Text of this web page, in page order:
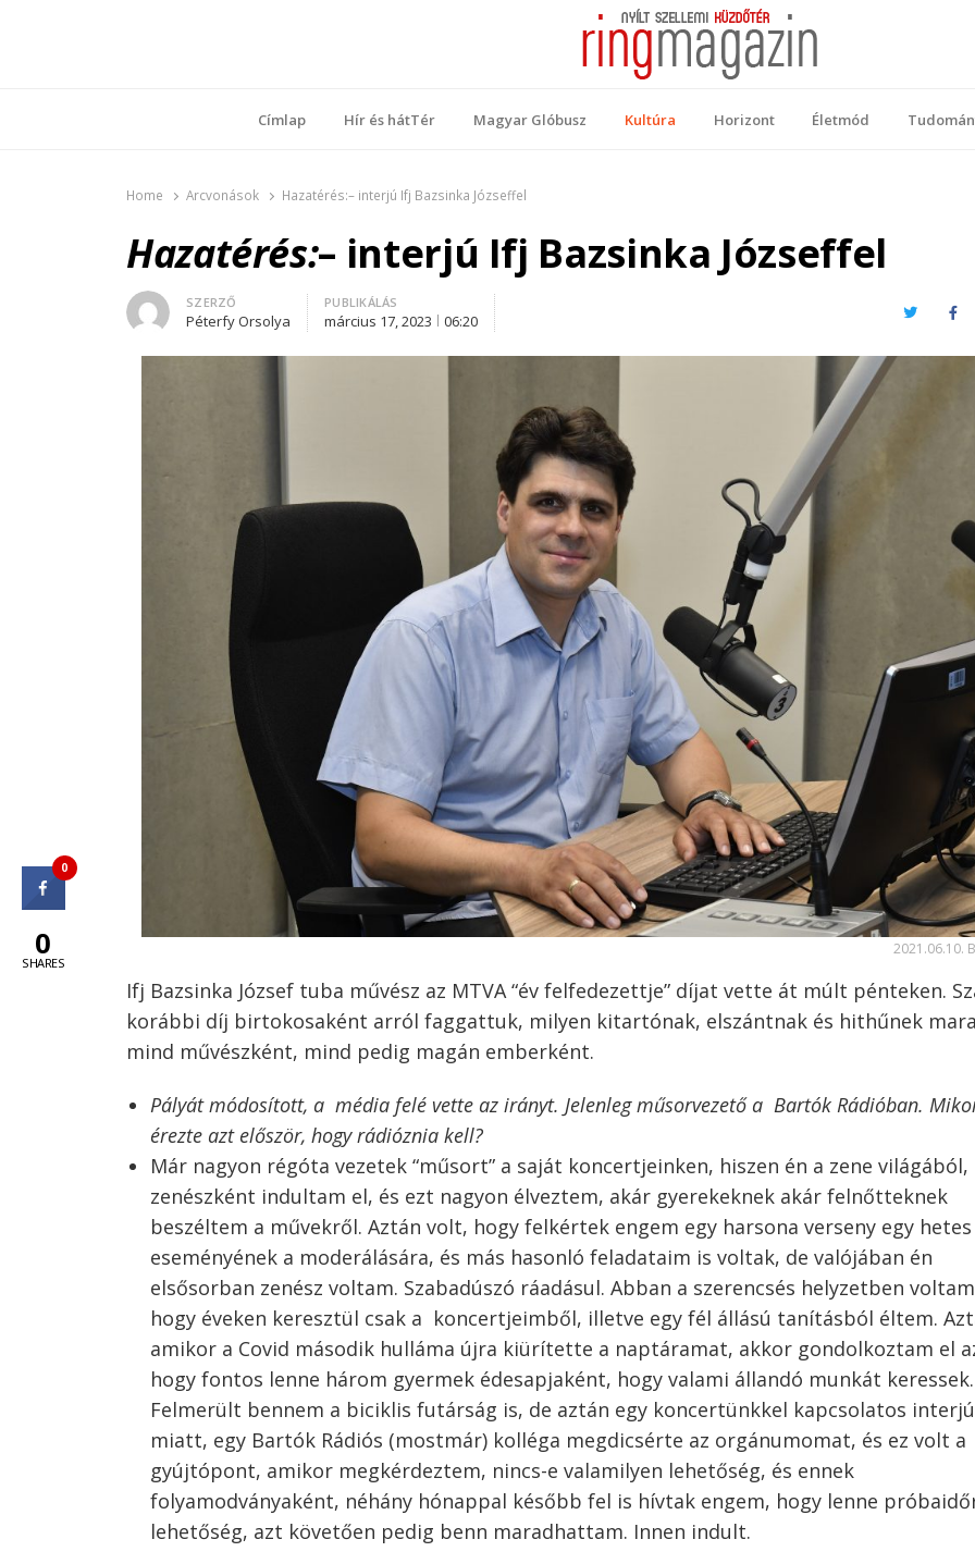
Címlap Hír és hátTér Magyar Glóbusz Kultúra Horizont Életmód
Home Arcvonások Hazatérés:– interjú Ifj Bazsinka Józseffel
Hazatérés:– interjú Ifj Bazsinka Józseffel
Author
SZERZŐ
Péterfy Orsolya
PUBLIKÁLÁS
március 17, 2023 06:20 Twitter
2021.06.10.
Ifj Bazsinka József tuba művész az MTVA “év felfedezettje” díjat vette át múlt pénteken.
korábbi díj birtokosaként arról faggattuk, milyen kitartónak, elszántnak és hithűnek
mind művészként, mind pedig magán emberként.
Pályát módosított, a média felé vette az irányt. Jelenleg műsorvezető a Bartók Rádióban.
érezte azt először, hogy rádióznia kell?
Már nagyon régóta vezetek “műsort” a saját koncertjeinken, hiszen én a zene világából,
zenészként indultam el, és ezt nagyon élveztem, akár gyerekeknek akár felnőtteknek
beszéltem a művekről. Aztán volt, hogy felkértek engem egy harsona verseny egy hetes
eseményének a moderálására, és más hasonló feladataim is voltak, de valójában én
elsősorban zenész voltam. Szabadúszó ráadásul. Abban a szerencsés helyzetben
hogy éveken keresztül csak a koncertjeimből, illetve egy fél állású tanításból éltem.
amikor a Covid második hulláma újra kiürítette a naptáramat, akkor gondolkoztam el
hogy fontos lenne három gyermek édesapjaként, hogy valami állandó munkát keressek.
Felmerült bennem a biciklis futárság is, de aztán egy koncertünkkel kapcsolatos interjú
miatt, egy Bartók Rádiós (mostmár) kolléga megdicsérte az orgánumomat, és ez volt a
gyújtópont, amikor megkérdeztem, nincs-e valamilyen lehetőség, és ennek
folyamodványaként, néhány hónappal később fel is hívtak engem, hogy lenne
lehetőség, azt követően pedig benn maradhattam. Innen indult.
0
0
SHARES